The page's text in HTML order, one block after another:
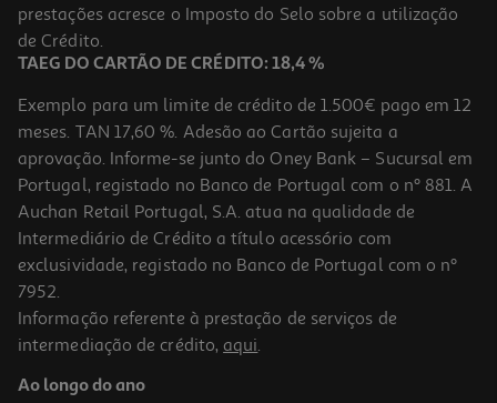
67,99 €
Aparador Multifunções Braun Mgk3540 8 Em 1
41.99 €/un
prestações acresce o Imposto do Selo sobre a utilização
de Crédito.
TAEG DO CARTÃO DE CRÉDITO: 18,4 %
Exemplo para um limite de crédito de 1.500€ pago em 12
meses. TAN 17,60 %. Adesão ao Cartão sujeita a
aprovação. Informe-se junto do Oney Bank – Sucursal em
Portugal, registado no Banco de Portugal com o nº 881. A
Auchan Retail Portugal, S.A. atua na qualidade de
Intermediário de Crédito a título acessório com
exclusividade, registado no Banco de Portugal com o nº
7952.
Informação referente à prestação de serviços de
intermediação de crédito, aqui.
Ao longo do ano